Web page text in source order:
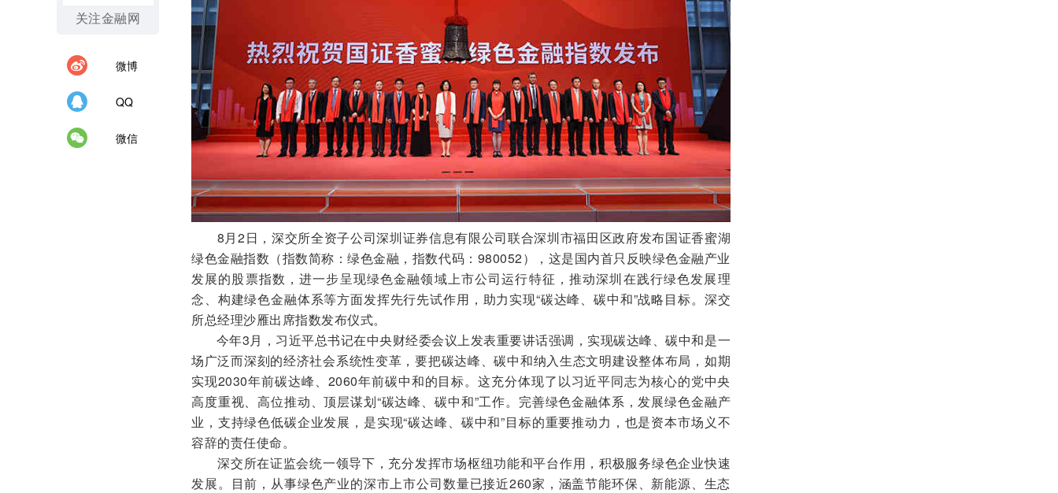
关注金融网
微博
QQ
微信
8月2日，深交所全资子公司深圳证券信息有限公司联合深圳市福田区政府发布国证香蜜湖
绿色金融指数（指数简称：绿色金融，指数代码：980052），这是国内首只反映绿色金融产业
发展的股票指数，进一步呈现绿色金融领域上市公司运行特征，推动深圳在践行绿色发展理
念、构建绿色金融体系等方面发挥先行先试作用，助力实现“碳达峰、碳中和”战略目标。深交
所总经理沙雁出席指数发布仪式。
今年3月，习近平总书记在中央财经委会议上发表重要讲话强调，实现碳达峰、碳中和是一
场广泛而深刻的经济社会系统性变革，要把碳达峰、碳中和纳入生态文明建设整体布局，如期
实现2030年前碳达峰、2060年前碳中和的目标。这充分体现了以习近平同志为核心的党中央
高度重视、高位推动、顶层谋划“碳达峰、碳中和”工作。完善绿色金融体系，发展绿色金融产
业，支持绿色低碳企业发展，是实现“碳达峰、碳中和”目标的重要推动力，也是资本市场义不
容辞的责任使命。
深交所在证监会统一领导下，充分发挥市场枢纽功能和平台作用，积极服务绿色企业快速
发展。目前，从事绿色产业的深市上市公司数量已接近260家，涵盖节能环保、新能源、生态